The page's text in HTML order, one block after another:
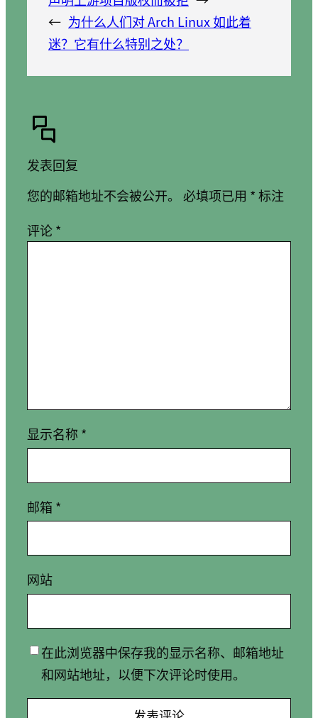
← 为什么人们对 Arch Linux 如此着
迷？它有什么特别之处？
发表回复
您的邮箱地址不会被公开。
必填项已用 *标注
评论*
显示名称 *
邮箱 *
网站
在此浏览器中保存我的显示名称、邮箱地址
和网站地址，以便下次评论时使用。